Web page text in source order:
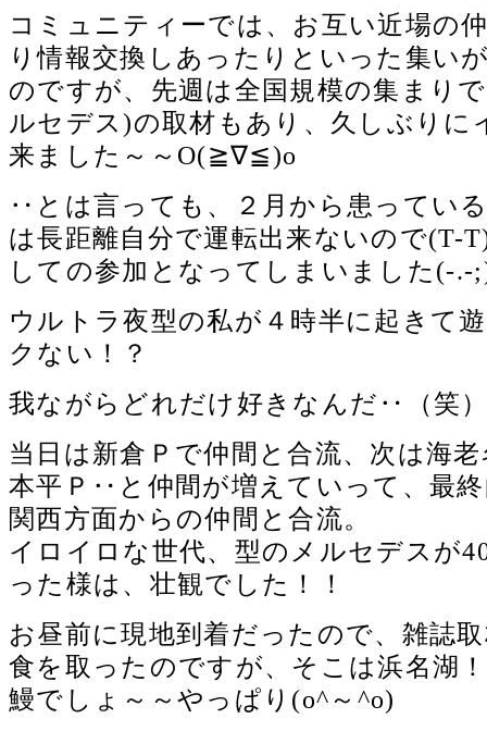
コミュニティーでは、お互い近場の
り情報交換しあったりといった集い
のですが、先週は全国規模の集まり
ルセデス)の取材もあり、久しぶりに
来ました～～O(≧∇≦)o
‥とは言っても、２月から患ってい
は長距離自分で運転出来ないので(T-
しての参加となってしまいました(-.-
ウルトラ夜型の私が４時半に起きて
クない！？
我ながらどれだけ好きなんだ‥（笑
当日は新倉Ｐで仲間と合流、次は海
本平Ｐ‥と仲間が増えていって、最
関西方面からの仲間と合流。
イロイロな世代、型のメルセデスが
った様は、壮観でした！！
お昼前に現地到着だったので、雑誌
食を取ったのですが、そこは浜名湖
鰻でしょ～～やっぱり(o^～^o)